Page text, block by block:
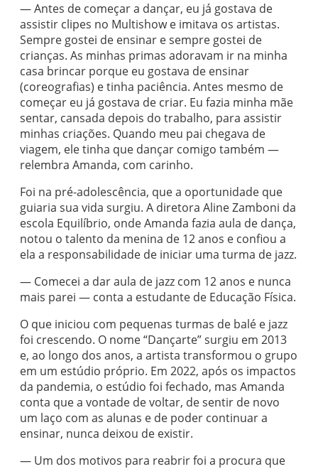
— Antes de começar a dançar, eu já gostava de
assistir clipes no Multishow e imitava os artistas.
Sempre gostei de ensinar e sempre gostei de
crianças. As minhas primas adoravam ir na minha
casa brincar porque eu gostava de ensinar
(coreografias) e tinha paciência. Antes mesmo de
começar eu já gostava de criar. Eu fazia minha mãe
sentar, cansada depois do trabalho, para assistir
minhas criações. Quando meu pai chegava de
viagem, ele tinha que dançar comigo também —
relembra Amanda, com carinho.
Foi na pré-adolescência, que a oportunidade que
guiaria sua vida surgiu. A diretora Aline Zamboni da
escola Equilíbrio, onde Amanda fazia aula de dança,
notou o talento da menina de 12 anos e confiou a
ela a responsabilidade de iniciar uma turma de jazz.
— Comecei a dar aula de jazz com 12 anos e nunca
mais parei — conta a estudante de Educação Física.
O que iniciou com pequenas turmas de balé e jazz
foi crescendo. O nome “Dançarte” surgiu em 2013
e, ao longo dos anos, a artista transformou o grupo
em um estúdio próprio. Em 2022, após os impactos
da pandemia, o estúdio foi fechado, mas Amanda
conta que a vontade de voltar, de sentir de novo
um laço com as alunas e de poder continuar a
ensinar, nunca deixou de existir.
— Um dos motivos para reabrir foi a procura que